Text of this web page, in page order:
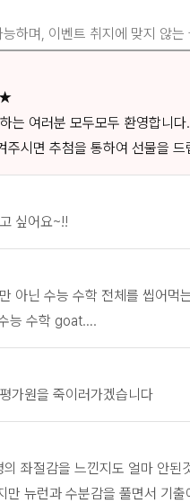
하며, 이벤트 취지에 맞지 않는
★
는 여러분 모두모두 환영합니다.
주시면 추첨을 통하여 선물을 드
싶어요~!!
아닌 수능 수학 전체를 씹어먹
능 수학 goat….
가원을 죽이러가겠습니다
좌절감을 느낀지도 얼마 안
만 뉴런과 수분감을 풀면서 기